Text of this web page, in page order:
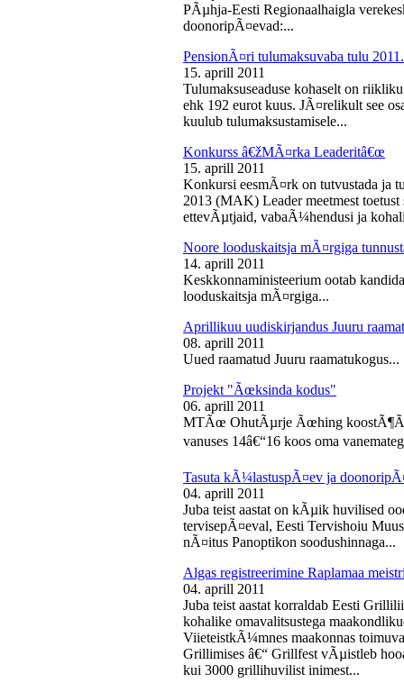
PÃµhja-Eesti Regionaalhaigla
doonoripÃ¤evad:...
PensionÃ¤ri tulumaksuvaba tulu
15. aprill 2011
Tulumaksuseaduse kohaselt on
ehk 192 eurot kuus. JÃ¤relikult see
kuulub tulumaksustamisele...
Konkurss â€žMÃ¤rka Leaderitâ€œ
15. aprill 2011
Konkursi eesmÃ¤rk on tutvustada ja
2013 (MAK) Leader meetmest
ettevÃµtjaid, vabaÃ¼hendusi ja
Noore looduskaitsja mÃ¤rgiga
14. aprill 2011
Keskkonnaministeerium ootab
looduskaitsja mÃ¤rgiga...
Aprillikuu uudiskirjandus Juuru
08. aprill 2011
Uued raamatud Juuru raamatukogus...
Projekt "Ãœksinda kodus"
06. aprill 2011
MTÃœ OhutÃµrje Ãœhing
vanuses 14â€“16 koos oma
Tasuta kÃ¼lastuspÃ¤ev ja
04. aprill 2011
Juba teist aastat on kÃµik huvilised
tervisepÃ¤eval, Eesti Tervishoiu
nÃ¤itus Panoptikon soodushinnaga...
Algas registreerimine Raplamaa
04. aprill 2011
Juba teist aastat korraldab Eesti
kohalike omavalitsustega
ViieteistkÃ¼mnes maakonnas
Grillimises â€“ Grillfest vÃµistleb
kui 3000 grillihuvilist inimest...